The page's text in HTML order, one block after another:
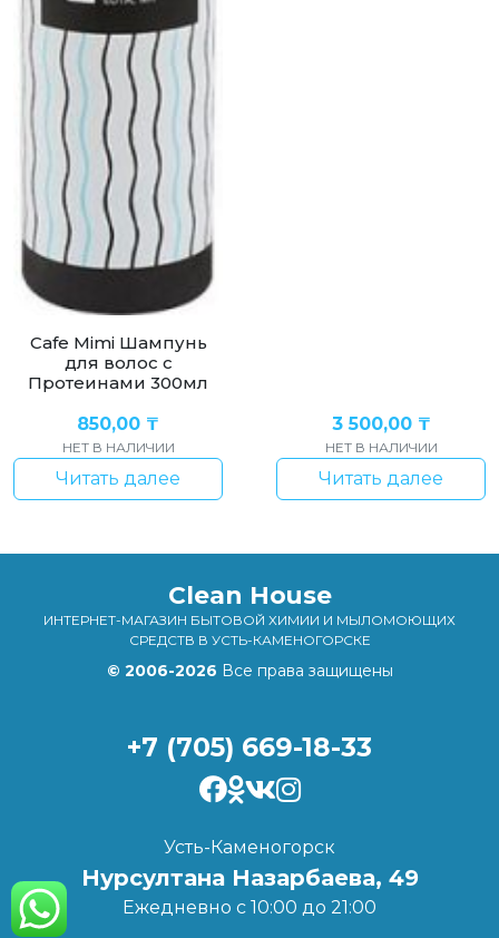
Cafe Mimi Шампунь
для волос с
Протеинами 300мл
850,00 ₸
НЕТ В НАЛИЧИИ
Читать далее
3 500,00 ₸
НЕТ В НАЛИЧИИ
Читать далее
Clean House
ИНТЕРНЕТ-МАГАЗИН БЫТОВОЙ ХИМИИ И МЫЛОМОЮЩИХ
СРЕДСТВ В УСТЬ-КАМЕНОГОРСКЕ
© 2006-2026 Все права защищены
+7 (705) 669-18-33
Усть-Каменогорск
Нурсултана Назарбаева, 49
Ежедневно с 10:00 до 21:00